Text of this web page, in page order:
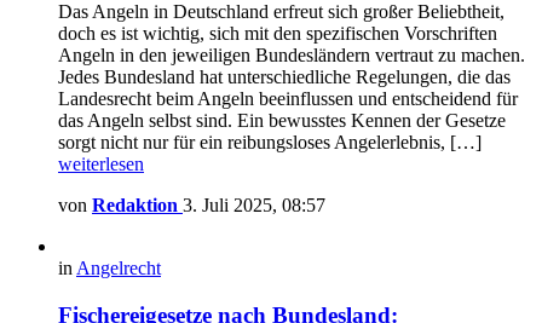
Das Angeln in Deutschland erfreut sich großer Beliebtheit,
doch es ist wichtig, sich mit den spezifischen Vorschriften
Angeln in den jeweiligen Bundesländern vertraut zu machen.
Jedes Bundesland hat unterschiedliche Regelungen, die das
Landesrecht beim Angeln beeinflussen und entscheidend für
das Angeln selbst sind. Ein bewusstes Kennen der Gesetze
sorgt nicht nur für ein reibungsloses Angelerlebnis, […]
weiterlesen
von Redaktion 3. Juli 2025, 08:57
inAngelrecht
Fischereigesetze nach Bundesland: